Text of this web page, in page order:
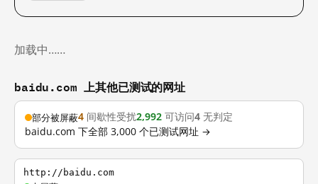
加载中……
baidu.com 上其他已测试的网址
部分被屏蔽4 间歇性受扰2,992 可访问4 无判定
baidu.com 下全部 3,000 个已测试网址 →
http://baidu.com